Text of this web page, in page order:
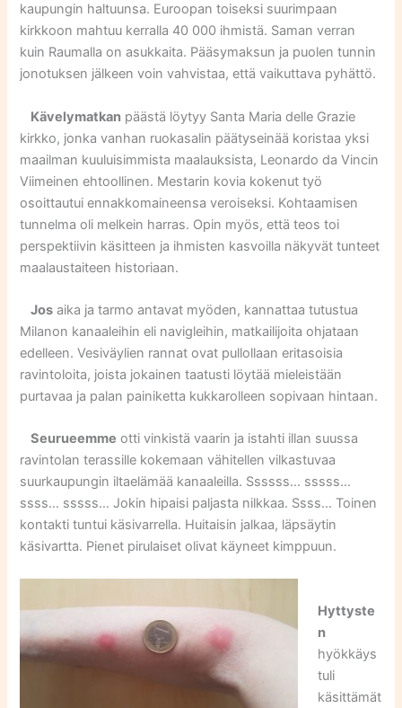
kaupungin haltuunsa. Euroopan toiseksi suurimpaan
kirkkoon mahtuu kerralla 40 000 ihmistä. Saman verran
kuin Raumalla on asukkaita. Pääsymaksun ja puolen tunnin
jonotuksen jälkeen voin vahvistaa, että vaikuttava pyhättö.
Kävelymatkan päästä löytyy Santa Maria delle Grazie
kirkko, jonka vanhan ruokasalin päätyseinää koristaa yksi
maailman kuuluisimmista maalauksista, Leonardo da Vincin
Viimeinen ehtoollinen. Mestarin kovia kokenut työ
osoittautui ennakkomaineensa veroiseksi. Kohtaamisen
tunnelma oli melkein harras. Opin myös, että teos toi
perspektiivin käsitteen ja ihmisten kasvoilla näkyvät tunteet
maalaustaiteen historiaan.
Jos aika ja tarmo antavat myöden, kannattaa tutustua
Milanon kanaaleihin eli navigleihin, matkailijoita ohjataan
edelleen. Vesiväylien rannat ovat pullollaan eritasoisia
ravintoloita, joista jokainen taatusti löytää mieleistään
purtavaa ja palan painiketta kukkarolleen sopivaan hintaan.
Seurueemme otti vinkistä vaarin ja istahti illan suussa
ravintolan terassille kokemaan vähitellen vilkastuvaa
suurkaupungin iltaelämää kanaaleilla. Ssssss… sssss…
ssss… sssss… Jokin hipaisi paljasta nilkkaa. Ssss… Toinen
kontakti tuntui käsivarrella. Huitaisin jalkaa, läpsäytin
käsivartta. Pienet pirulaiset olivat käyneet kimppuun.
Hyttyste
n
hyökkäys
tuli
käsittämät